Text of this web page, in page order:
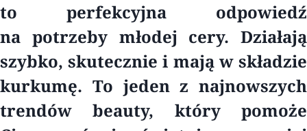
to perfekcyjna odpowiedź
na potrzeby młodej cery. Działają
szybko, skutecznie i mają w składzie
kurkumę. To jeden z najnowszych
trendów beauty, który pomoże